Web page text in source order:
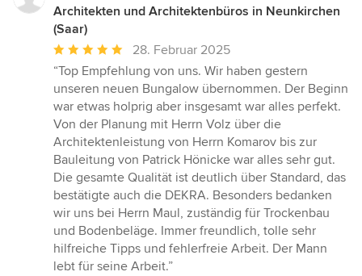
Architekten und Architektenbüros in Neunkirchen
(Saar)
Durchschnittliche
Bewertung:
5
von
5
Sternen
28. Februar 2025
“Top Empfehlung von uns. Wir haben gestern
unseren neuen Bungalow übernommen. Der Beginn
war etwas holprig aber insgesamt war alles perfekt.
Von der Planung mit Herrn Volz über die
Architektenleistung von Herrn Komarov bis zur
Bauleitung von Patrick Hönicke war alles sehr gut.
Die gesamte Qualität ist deutlich über Standard, das
bestätigte auch die DEKRA. Besonders bedanken
wir uns bei Herrn Maul, zuständig für Trockenbau
und Bodenbeläge. Immer freundlich, tolle sehr
hilfreiche Tipps und fehlerfreie Arbeit. Der Mann
lebt für seine Arbeit.”